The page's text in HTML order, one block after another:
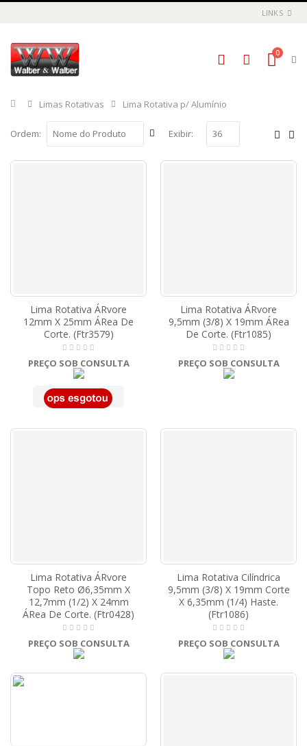
LINKS
0
Início
Limas Rotativas Lima Rotativa p/ Alumínio
Ordem: Exibir:
Lima Rotativa ÁRvore
12mm X 25mm ÁRea De
Corte. (Ftr3579)
PREÇO SOB CONSULTA
Lima Rotativa ÁRvore
9,5mm (3/8) X 19mm ÁRea
De Corte. (Ftr1085)
PREÇO SOB CONSULTA
Lima Rotativa ÁRvore
Topo Reto Ø6,35mm X
12,7mm (1/2) X 24mm
ÁRea De Corte. (Ftr0428)
PREÇO SOB CONSULTA
Lima Rotativa Cilíndrica
9,5mm (3/8) X 19mm Corte
X 6,35mm (1/4) Haste.
(Ftr1086)
PREÇO SOB CONSULTA